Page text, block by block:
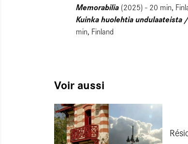
Memorabilia (2025) - 20 min,
Kuinka huolehtia undulaateista
min, Finland
Voir aussi